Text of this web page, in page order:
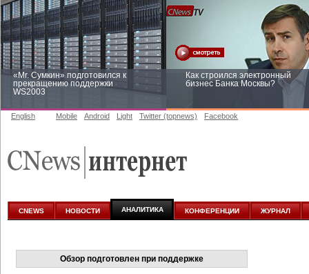
«Mr. Сумкин» подготовился к
прекращению поддержки
WS2003
Как строился электронный
бизнес Банка Москвы?
аналитике
English Mobile Android Light Twitter (topnews) Facebook
CNEWS НОВОСТИ АНАЛИТИКА КОНФЕРЕНЦИИ ЖУРНАЛ
Обзор подготовлен при поддержке